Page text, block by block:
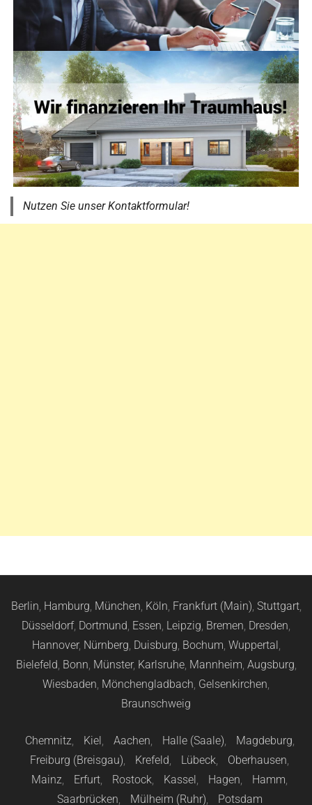
Nutzen Sie unser Kontaktformular!
Berlin, Hamburg, München, Köln, Frankfurt (Main), Stuttgart,
Düsseldorf, Dortmund, Essen, Leipzig, Bremen, Dresden,
Hannover, Nürnberg, Duisburg, Bochum, Wuppertal,
Bielefeld, Bonn, Münster, Karlsruhe, Mannheim, Augsburg,
Wiesbaden, Mönchengladbach, Gelsenkirchen,
Braunschweig
Chemnitz, Kiel, Aachen, Halle (Saale), Magdeburg,
Freiburg (Breisgau), Krefeld, Lübeck, Oberhausen,
Mainz, Erfurt, Rostock, Kassel, Hagen, Hamm,
Saarbrücken, Mülheim (Ruhr), Potsdam